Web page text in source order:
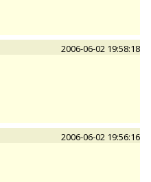
2006-06-02 19:58:18
2006-06-02 19:56:16